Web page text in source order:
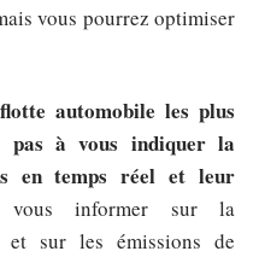
vous pourrez optimiser
automobile les plus
pas à vous indiquer la
en temps réel et leur
vous informer sur la
et sur les émissions de